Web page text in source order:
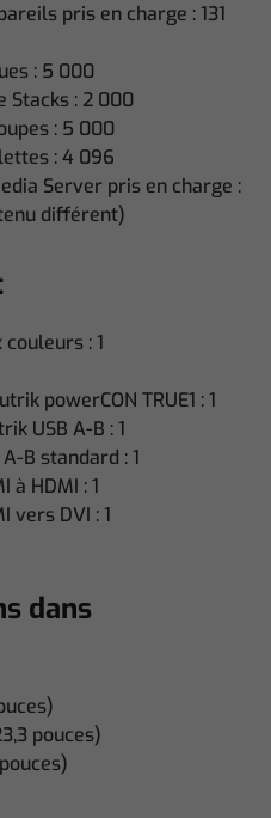
pris en charge : 131
: 5 000
Stacks : 2 000
: 5 000
: 4 096
Server pris en charge :
différent)
: 1
powerCON TRUE1 : 1
USB A-B : 1
B standard : 1
à HDMI : 1
vers DVI : 1
dans
pouces)